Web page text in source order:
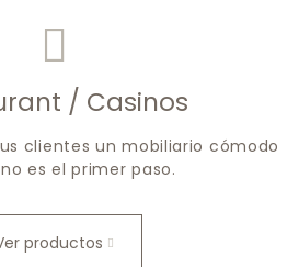
/ Casinos
clientes un mobiliario cómodo
es el primer paso.
productos